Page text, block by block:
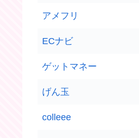
アメフリ
ECナビ
ゲットマネー
げん玉
colleee